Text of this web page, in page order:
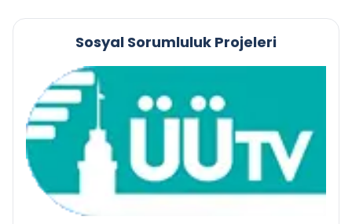
Sosyal Sorumluluk Projeleri